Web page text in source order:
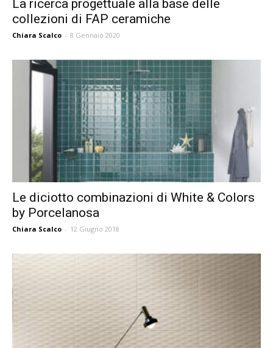
La ricerca progettuale alla base delle
collezioni di FAP ceramiche
Chiara Scalco - 8 Gennaio 2020
Le diciotto combinazioni di White & Colors
by Porcelanosa
Chiara Scalco - 12 Giugno 2018